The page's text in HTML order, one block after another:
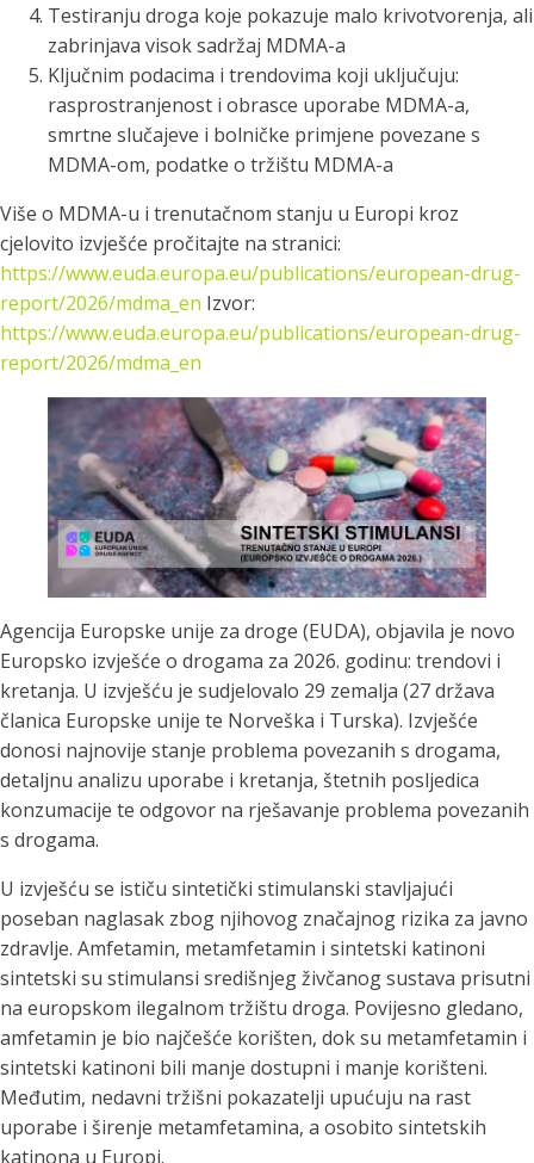
Testiranju droga koje pokazuje malo krivotvorenja, ali
zabrinjava visok sadržaj MDMA-a
Ključnim podacima i trendovima koji uključuju:
rasprostranjenost i obrasce uporabe MDMA-a,
smrtne slučajeve i bolničke primjene povezane s
MDMA-om, podatke o tržištu MDMA-a
Više o MDMA-u i trenutačnom stanju u Europi kroz
cjelovito izvješće pročitajte na stranici:
https://www.euda.europa.eu/publications/european-drug-
report/2026/mdma_en Izvor:
https://www.euda.europa.eu/publications/european-drug-
report/2026/mdma_en
Agencija Europske unije za droge (EUDA), objavila je novo
Europsko izvješće o drogama za 2026. godinu: trendovi i
kretanja. U izvješću je sudjelovalo 29 zemalja (27 država
članica Europske unije te Norveška i Turska). Izvješće
donosi najnovije stanje problema povezanih s drogama,
detaljnu analizu uporabe i kretanja, štetnih posljedica
konzumacije te odgovor na rješavanje problema povezanih
s drogama.
U izvješću se ističu sintetički stimulanski stavljajući
poseban naglasak zbog njihovog značajnog rizika za javno
zdravlje. Amfetamin, metamfetamin i sintetski katinoni
sintetski su stimulansi središnjeg živčanog sustava prisutni
na europskom ilegalnom tržištu droga. Povijesno gledano,
amfetamin je bio najčešće korišten, dok su metamfetamin i
sintetski katinoni bili manje dostupni i manje korišteni.
Međutim, nedavni tržišni pokazatelji upućuju na rast
uporabe i širenje metamfetamina, a osobito sintetskih
katinona u Europi.